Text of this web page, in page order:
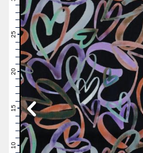
10
11
12
13
14
15
16
17
19
20
21
22
23
24
25
26
27
28